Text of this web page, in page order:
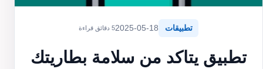
تطبيقات 2025-05-185 دقائق قراءة
تطبيق يتاكد من سلامة بطاريتك